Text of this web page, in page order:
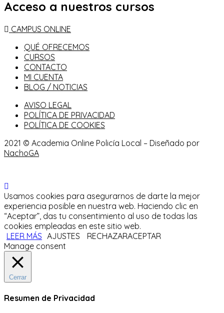
Acceso a nuestros cursos
CAMPUS ONLINE
QUÉ OFRECEMOS
CURSOS
CONTACTO
MI CUENTA
BLOG / NOTICIAS
AVISO LEGAL
POLÍTICA DE PRIVACIDAD
POLÍTICA DE COOKIES
2021 © Academia Online Policía Local – Diseñado por
NachoGA
Usamos cookies para asegurarnos de darte la mejor
experiencia posible en nuestra web. Haciendo clic en
“Aceptar”, das tu consentimiento al uso de todas las
cookies empleadas en este sitio web.
LEER MÁS AJUSTES RECHAZARACEPTAR
Manage consent
Cerrar
Resumen de Privacidad